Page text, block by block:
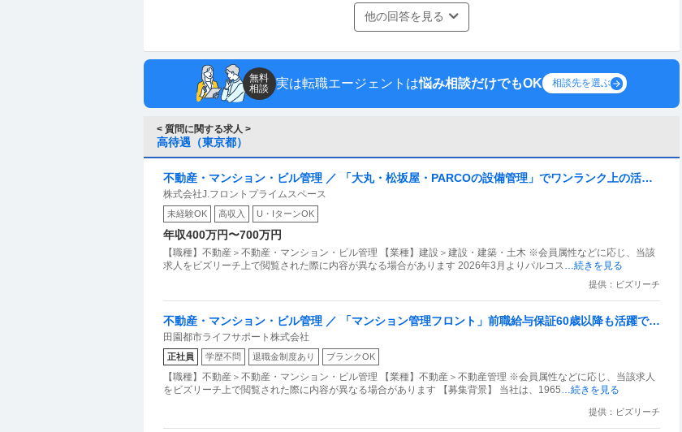
前いた支店とは別のところで採用してもらいたいと思ってます。
他の回答を見る
無料
相談
実は転職エージェントは悩み相談だけでもOK 相談先を選ぶ
< 質問に関する求人 >
高待遇（東京都）
不動産・マンション・ビル管理 ／ 「大丸・松坂屋・PARCOの設備管理」でワンランク上の活
躍！充実の高待遇で理想のキャリアを築きませんか？
株式会社J.フロントプライムスペース
未経験OK 高収入 U・IターンOK
年収400万円〜700万円
【職種】不動産＞不動産・マンション・ビル管理 【業種】建設＞建設・建築・土木 ※会員属性などに応じ、当該
求人をビズリーチ上で閲覧された際に内容が異なる場合があります 2026年3月よりパルコス…続きを見る
提供：ビズリーチ
不動産・マンション・ビル管理 ／ 「マンション管理フロント」前職給与保証60歳以降も活躍でき
る制度あり！月給／諸手当／報奨金で安定収入家族手当や健康支援など福利厚生充実の環境で活
躍しませんかブランクOK
田園都市ライフサポート株式会社
正社員 学歴不問 退職金制度あり ブランクOK
【職種】不動産＞不動産・マンション・ビル管理 【業種】不動産＞不動産管理 ※会員属性などに応じ、当該求人
をビズリーチ上で閲覧された際に内容が異なる場合があります 【募集背景】 当社は、1965…続きを見る
提供：ビズリーチ